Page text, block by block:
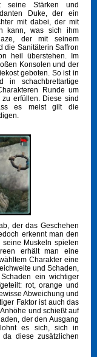
seine Stärken und
Duke, der ein
mit dabei, der mit
kann, was sich ihm
der mit seinem
die Sanitäterin Saffron
heil überstehen. Im
Konsolen und der
geboten. So ist in
in schachbrettartige
Runde um
erfüllen. Diese sind
es meist gilt die
der das Geschehen
erkennt man den
Muskeln spielen
erhält man eine
Charakter eine
und Schaden,
ein wichtiger
rot, orange und
Abweichung und
Faktor ist auch das
und schießt auf
der den Ausgang
lohnt es sich, sich in
diese zusätzlichen